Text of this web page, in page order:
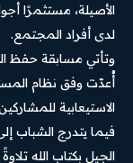
الأصيلة، مستثمرًا
لدى أفراد المجتمع.
وتأتي مسابقة حفظ
أُعدّت وفق نظام
الاستيعابية
فيما يتدرج الشباب
الجيل بكتاب الله